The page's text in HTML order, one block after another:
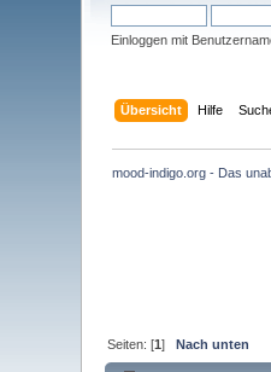
Einloggen mit
Übersicht Hilfe
mood-indigo.org - Das
Seiten: [1]Nach unten